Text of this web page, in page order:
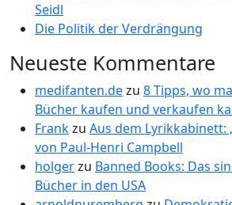
Seidl
Die Politik der Verdrängung
Neueste Kommentare
medifanten.dezu 8 Tipps, wo
Bücher kaufen und verkaufen
Frankzu Aus dem Lyrikkabinett:
von Paul-Henri Campbell
holgerzu Banned Books: Das
Bücher in den USA